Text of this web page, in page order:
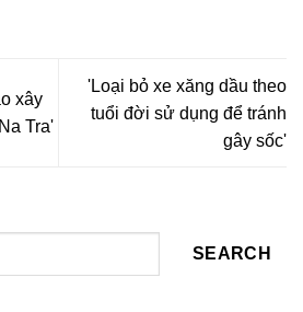
xây
Tra'
'Loại bỏ xe xăng dầu theo
tuổi đời sử dụng để tránh
gây sốc'
SEARCH